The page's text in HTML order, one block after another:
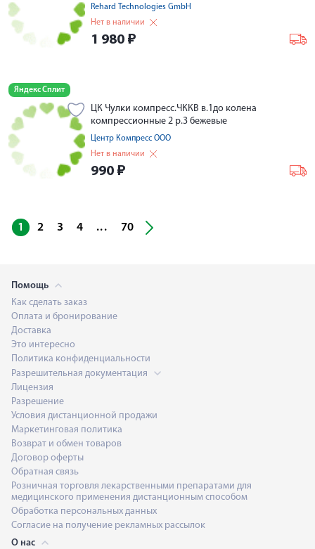
Rehard Technologies GmbH
Нет в наличии
1 980 ₽
Яндекс Сплит
ЦК Чулки компресс.ЧККВ в.1до колена
компрессионные 2 р.3 бежевые
Центр Компресс ООО
Нет в наличии
990 ₽
1 2 3 4 ... 70
Помощь
Как сделать заказ
Оплата и бронирование
Доставка
Это интересно
Политика конфиденциальности
Разрешительная документация
Лицензия
Разрешение
Условия дистанционной продажи
Маркетинговая политика
Возврат и обмен товаров
Договор оферты
Обратная связь
Розничная торговля лекарственными препаратами для
медицинского применения дистанционным способом
Обработка персональных данных
Согласие на получение рекламных рассылок
О нас